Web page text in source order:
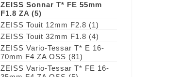
ZEISS Sonnar T* FE 55mm
F1.8 ZA (5)
ZEISS Touit 12mm F2.8 (1)
ZEISS Touit 32mm F1.8 (4)
ZEISS Vario-Tessar T* E 16-
70mm F4 ZA OSS (81)
ZEISS Vario-Tessar T* FE 16-